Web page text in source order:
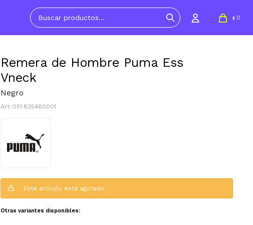
$ 0
Remera de Hombre Puma Ess
Vneck
Negro
051.825480001
Este artículo está agotado.
Otras variantes disponibles: